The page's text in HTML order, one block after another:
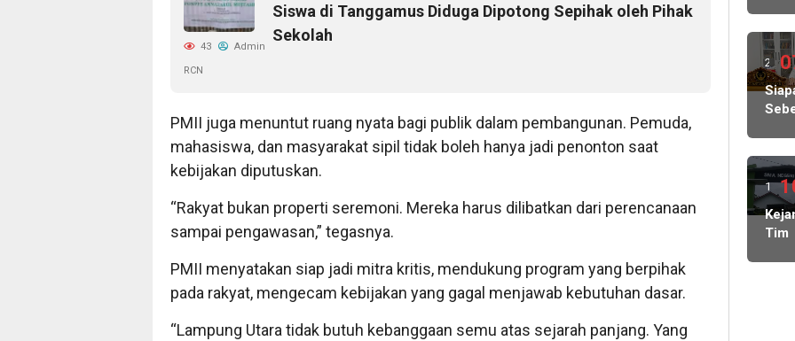
Siswa di Tanggamus Diduga Dipotong Sepihak oleh Pihak
Sekolah
43 Admin
RCN
PMII juga menuntut ruang nyata bagi publik dalam pembangunan. Pemuda,
mahasiswa, dan masyarakat sipil tidak boleh hanya jadi penonton saat
kebijakan diputuskan.
“Rakyat bukan properti seremoni. Mereka harus dilibatkan dari perencanaan
sampai pengawasan,” tegasnya.
PMII menyatakan siap jadi mitra kritis, mendukung program yang berpihak
pada rakyat, mengecam kebijakan yang gagal menjawab kebutuhan dasar.
“Lampung Utara tidak butuh kebanggaan semu atas sejarah panjang. Yang
di
1
tiba
dan
2
lalu
Publik
1
lalu
Tim